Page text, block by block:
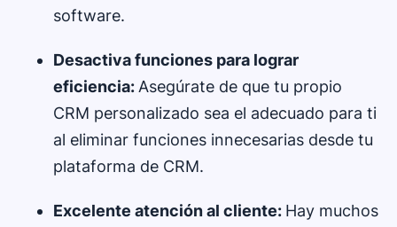
software.
Desactiva funciones para lograr
eficiencia:Asegúrate de que tu propio
CRM personalizado sea el adecuado para ti
al eliminar funciones innecesarias desde tu
plataforma de CRM.
Excelente atención al cliente: Hay muchos